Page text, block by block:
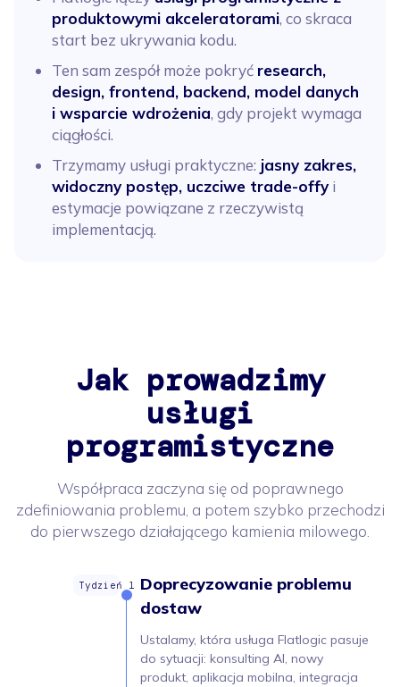
produktowymi akceleratorami, co skraca
start bez ukrywania kodu.
Ten sam zespół może pokryć research,
design, frontend, backend, model danych
i wsparcie wdrożenia, gdy projekt wymaga
ciągłości.
Trzymamy usługi praktyczne: jasny zakres,
widoczny postęp, uczciwe trade-offy i
estymacje powiązane z rzeczywistą
implementacją.
Jak prowadzimy
usługi
programistyczne
Współpraca zaczyna się od poprawnego
zdefiniowania problemu, a potem szybko przechodzi
do pierwszego działającego kamienia milowego.
Doprecyzowanie problemu
dostaw
Ustalamy, która usługa Flatlogic pasuje
do sytuacji: konsulting AI, nowy
produkt, aplikacja mobilna, integracja